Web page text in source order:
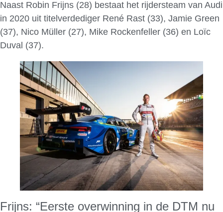
Naast Robin Frijns (28) bestaat het rijdersteam van Audi
in 2020 uit titelverdediger René Rast (33), Jamie Green
(37), Nico Müller (27), Mike Rockenfeller (36) en Loïc
Duval (37).
Frijns: “Eerste overwinning in de DTM nu